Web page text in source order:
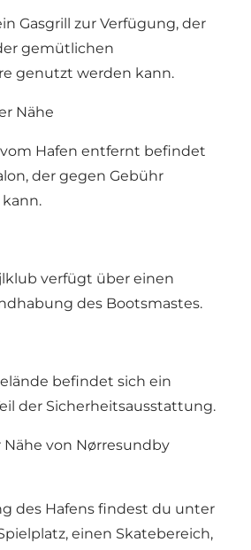
Gasgrill zur Verfügung, der
gemütlichen
genutzt werden kann.
Nähe
Hafen entfernt befindet
der gegen Gebühr
verfügt über einen
des Bootsmastes.
befindet sich ein
der Sicherheitsausstattung.
Nähe von Nørresundby
des Hafens findest du unter
einen Skatebereich,